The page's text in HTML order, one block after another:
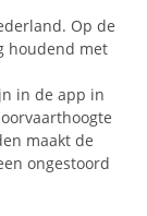
Op de
houdend met
in de app in
maakt de
ongestoord